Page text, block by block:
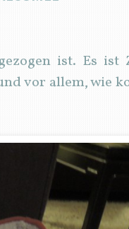
ist. Es
vor allem, wie